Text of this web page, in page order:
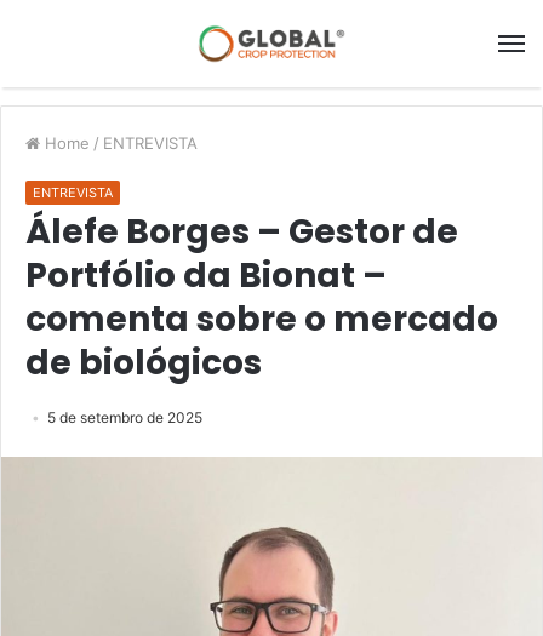
Home / ENTREVISTA
ENTREVISTA
Álefe Borges – Gestor de
Portfólio da Bionat –
comenta sobre o mercado
de biológicos
5 de setembro de 2025